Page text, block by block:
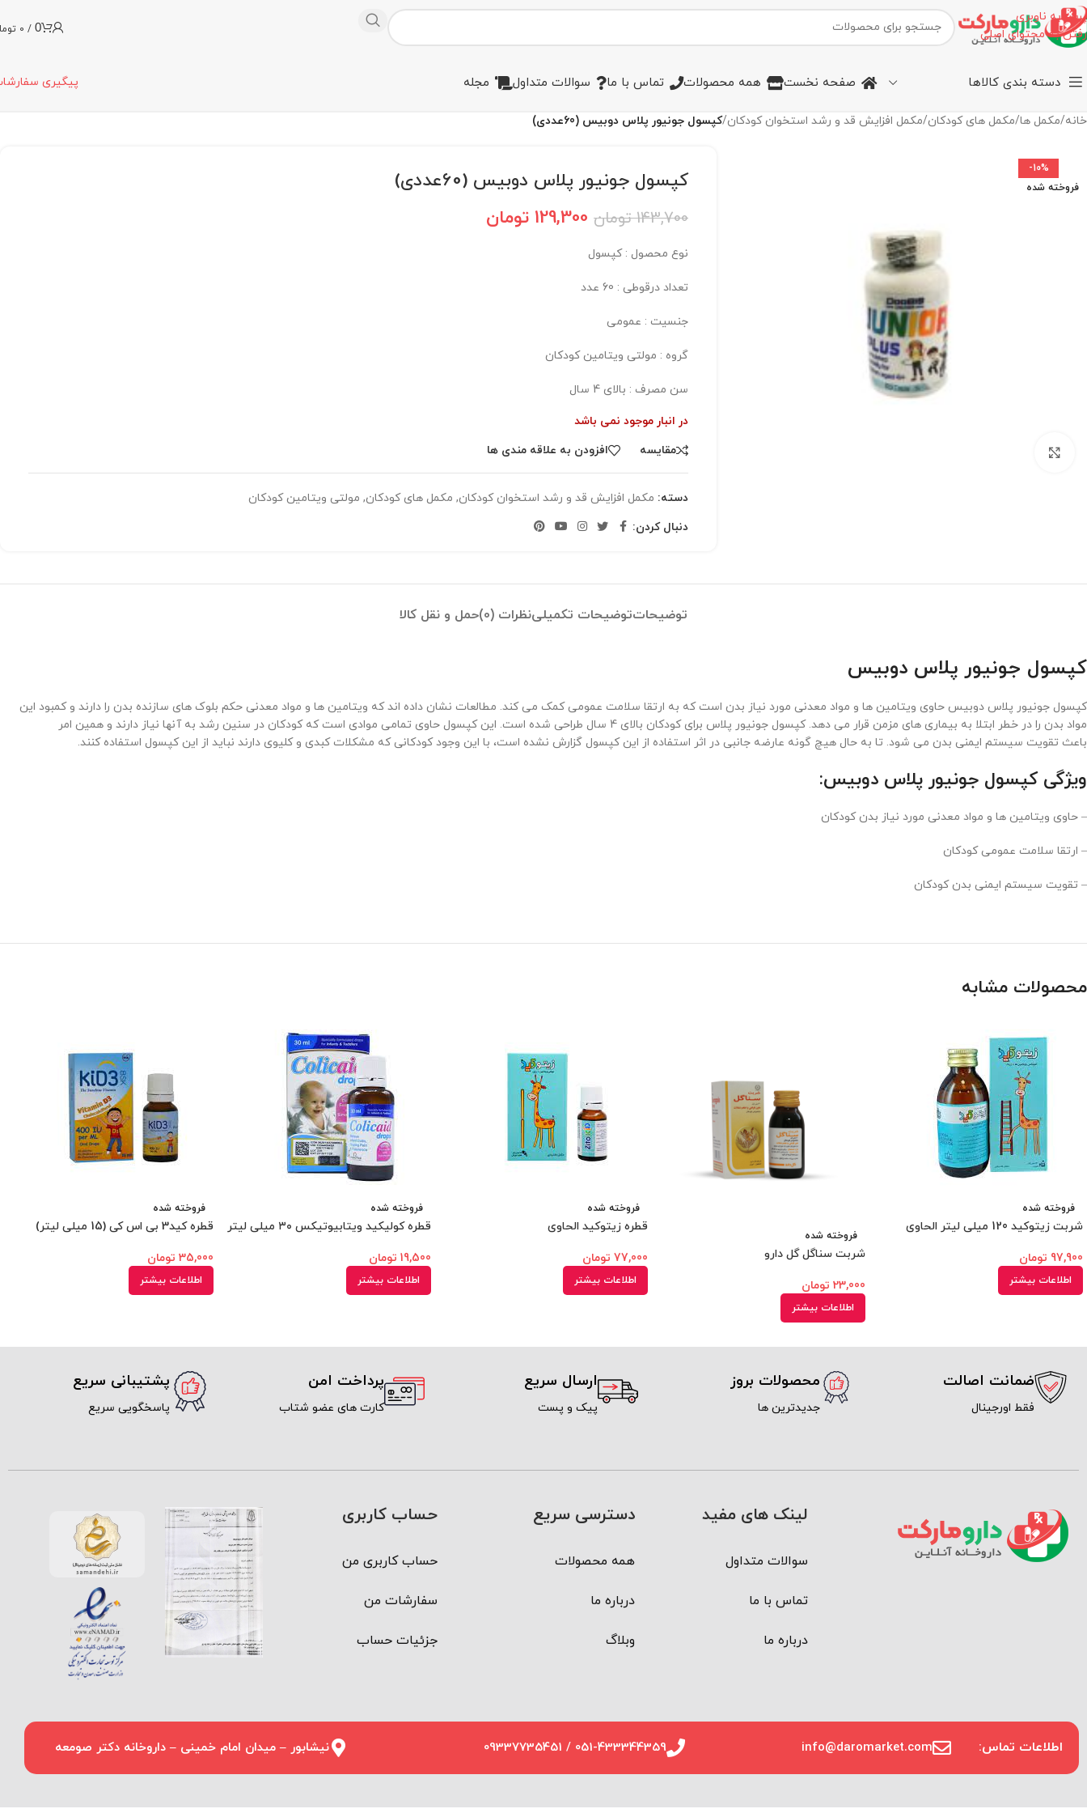
پرش به ناوبری
رفتن به محتوای اصلی
0
/
0
دسته بندی کالاها صفحه نخست همه محصولات تماس با ما سوالات متداول مجله پیگیری
خانه/مکمل ها/مکمل های کودکان/مکمل افزایش قد و رشد استخوان کودکان/کپسول جونیور پلاس دوبیس (60عددی)
-10%
فروخته شده
کپسول جونیور پلاس دوبیس (60عددی)
143,700 تومان 129,300 تومان
نوع محصول : کپسول
تعداد درقوطی : 60 عدد
جنسیت : عمومی
گروه : مولتی ویتامین کودکان
سن مصرف : بالای 4 سال
در انبار موجود نمی باشد
مقایسه
افزودن به علاقه مندی ها
دسته: مکمل افزایش قد و رشد استخوان کودکان, مکمل های کودکان, مولتی ویتامین کودکان
دنبال کردن:
توضیحاتتوضیحات تکمیلینظرات (0) حمل و نقل کالا
کپسول جونیور پلاس دوبیس
کپسول جونیور پلاس دوبیس حاوی ویتامین ها و مواد معدنی مورد نیاز بدن است که به ارتقا سلامت عمومی کمک می کند. مطالعات نشان داده اند که ویتامین ها و مواد معدنی حکم بلوک های سازنده بدن را دارند و کمبود این
مواد بدن را در خطر ابتلا به بیماری های مزمن قرار می دهد. کپسول جونیور پلاس برای کودکان بالای 4 سال طراحی شده است. این کپسول حاوی تمامی موادی است که کودکان در سنین رشد به آنها نیاز دارند و همین امر
باعث تقویت سیستم ایمنی بدن می شود. تا به حال هیچ گونه عارضه جانبی در اثر استفاده از این کپسول گزارش نشده است، با این وجود کودکانی که مشکلات کبدی و کلیوی دارند نباید از این کپسول استفاده کنند.
ویژگی کپسول جونیور پلاس دوبیس:
– حاوی ویتامین ها و مواد معدنی مورد نیاز بدن کودکان
– ارتقا سلامت عمومی کودکان
– تقویت سیستم ایمنی بدن کودکان
محصولات مشابه
فروخته شده
شربت زیتوکید 120 میلی لیتر الحاوی
97,900 تومان
اطلاعات بیشتر
فروخته شده
شربت سناگل گل دارو
23,000 تومان
اطلاعات بیشتر
فروخته شده
قطره زیتوکید الحاوی
77,000 تومان
اطلاعات بیشتر
فروخته شده
قطره کولیکید ویتابیوتیکس ۳۰ میلی لیتر
19,500 تومان
اطلاعات بیشتر
فروخته شده
قطره کید3 بی اس کی (15 میلی لیتر)
35,000 تومان
اطلاعات بیشتر
ضمانت اصالت
فقط اورجینال
محصولات بروز
جدیدترین ها
ارسال سریع
پیک و پست
پرداخت امن
کارت های عضو شتاب
پشتیبانی سریع
پاسخگویی سریع
لینک های مفید
سوالات متداول
تماس با ما
درباره ما
دسترسی سریع
همه محصولات
درباره ما
وبلاگ
حساب کاربری
حساب کاربری من
سفارشات من
جزئیات حساب
اطلاعات تماس: info@daromarket.com
051-433344359 / 09337735451 نیشابور – میدان امام خمینی – داروخانه دکتر صومعه